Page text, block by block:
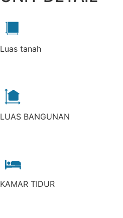
Luas tanah
LUAS BANGUNAN
KAMAR TIDUR